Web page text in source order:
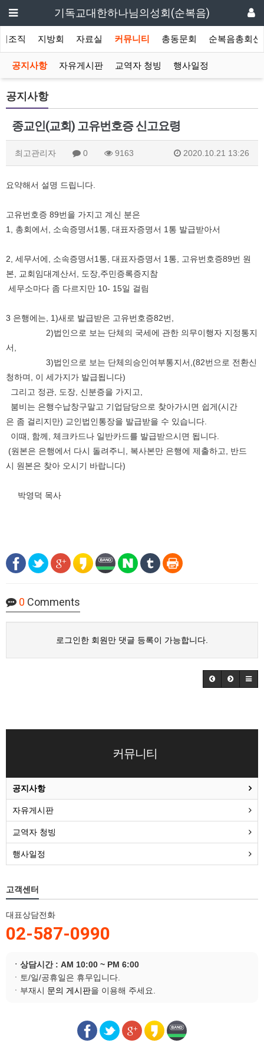
기독교대한하나님의성회(순복음)
조직 지방회 자료실 커뮤니티 총동문회 순복음총회신
공지사항 자유게시판 교역자 청빙 행사일정
공지사항
종교인(교회) 고유번호증 신고요령
최고관리자 0 9163 2020.10.21 13:26
요약해서 설명 드립니다.
고유번호증 89번을 가지고 계신 분은
1, 총회에서, 소속증명서1통, 대표자증명서 1통 발급받아서
2, 세무서에, 소속증명서1통, 대표자증명서 1통, 고유번호증89번 원
본, 교회임대계산서, 도장,주민증록증지참
세무소마다 좀 다르지만 10- 15일 걸림
3 은행에는, 1)새로 발급받은 고유번호증82번,
2)법인으로 보는 단체의 국세에 관한 의무이행자 지정통지
서,
3)법인으로 보는 단체의승인여부통지서,(82번으로 전환신
청하며, 이 세가지가 발급됩니다)
그리고 정관, 도장, 신분증을 가지고,
붐비는 은행수납창구말고 기업담당으로 찾아가시면 쉽게(시간
은 좀 걸리지만) 교인법인통장을 발급받을 수 있습니다.
이때, 함께, 체크카드나 일반카드를 발급받으시면 됩니다.
(원본은 은행에서 다시 돌려주니, 복사본만 은행에 제출하고, 반드
시 원본은 찾아 오시기 바랍니다)
박영덕 목사
0 Comments
로그인한 회원만 댓글 등록이 가능합니다.
커뮤니티
공지사항
자유게시판
교역자 청빙
행사일정
고객센터
대표상담전화
02-587-0990
ㆍ상담시간 : AM 10:00 ~ PM 6:00
ㆍ토/일/공휴일은 휴무입니다.
ㆍ부재시 문의 게시판을 이용해 주세요.